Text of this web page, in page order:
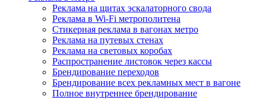
Реклама на щитах эскалаторного свода
Реклама в Wi-Fi метрополитена
Стикерная реклама в вагонах метро
Реклама на путевых стенах
Реклама на световых коробах
Распространение листовок через кассы
Брендирование переходов
Брендирование всех рекламных мест в вагоне
Полное внутреннее брендирование